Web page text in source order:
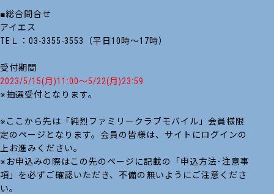
■総合問合せ
アイエス
TEＬ：03-3355-3553（平日10時～17時）
受付期間
2023/5/15(月)11:00～5/22(月)23:59
※抽選受付となります。
※ここから先は「純烈ファミリークラブモバイル」会員様限
定のページとなります。会員の皆様は、サイトにログインの
上お進みください。
※お申込みの際はこの先のページに記載の「申込方法･注意事
項」を必ずご確認いただき、不備の無いようにご注意くださ
い。